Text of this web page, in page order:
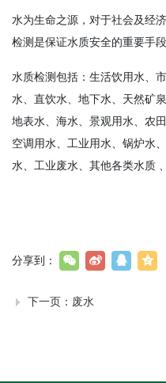
水为生命之源，对于社会及经
检测是保证水质安全的重要手段
水质检测包括：生活饮用水、
水、直饮水、地下水、天然矿
地表水、海水、景观用水、农
空调用水、工业用水、锅炉水
水、工业废水、其他各类水质
下一页： 废水
分享到：